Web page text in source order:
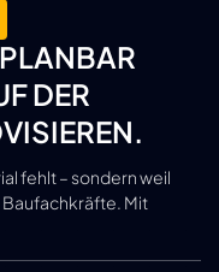
DER
fehlt – sondern weil
Baufachkräfte. Mit